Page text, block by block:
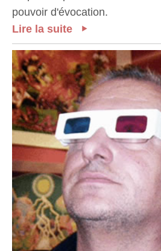
pouvoir d'évocation.
Lire la suite